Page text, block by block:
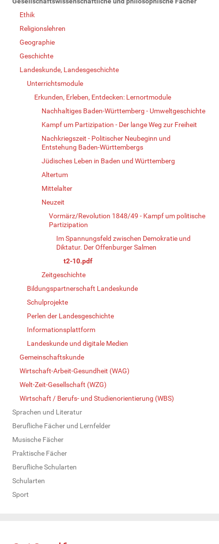
Ethik
Religionslehren
Geographie
Geschichte
Landeskunde, Landesgeschichte
Unterrichtsmodule
Erkunden, Erleben, Entdecken: Lernortmodule
Nachhaltiges Baden-Württemberg - Umweltgeschichte
Kampf um Partizipation - Der lange Weg zur Freiheit
Nachkriegszeit - Politischer Neubeginn und
Entstehung Baden-Württembergs
Jüdisches Leben in Baden und Württemberg
Altertum
Mittelalter
Neuzeit
Vormärz/Revolution 1848/49 - Kampf um politische
Partizipation
Im Spannungsfeld zwischen Demokratie und
Diktatur. Der Offenburger Salmen
t2-10.pdf
Zeitgeschichte
Bildungspartnerschaft Landeskunde
Schulprojekte
Perlen der Landesgeschichte
Informationsplattform
Landeskunde und digitale Medien
Gemeinschaftskunde
Wirtschaft-Arbeit-Gesundheit (WAG)
Welt-Zeit-Gesellschaft (WZG)
Wirtschaft / Berufs- und Studienorientierung (WBS)
Sprachen und Literatur
Berufliche Fächer und Lernfelder
Musische Fächer
Praktische Fächer
Berufliche Schularten
Schularten
Sport